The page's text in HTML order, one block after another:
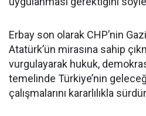
Erbay son olarak CHP’nin
Atatürk’ün mirasına sahip
vurgulayarak hukuk,
temelinde Türkiye’nin
çalışmalarını kararlılıkla